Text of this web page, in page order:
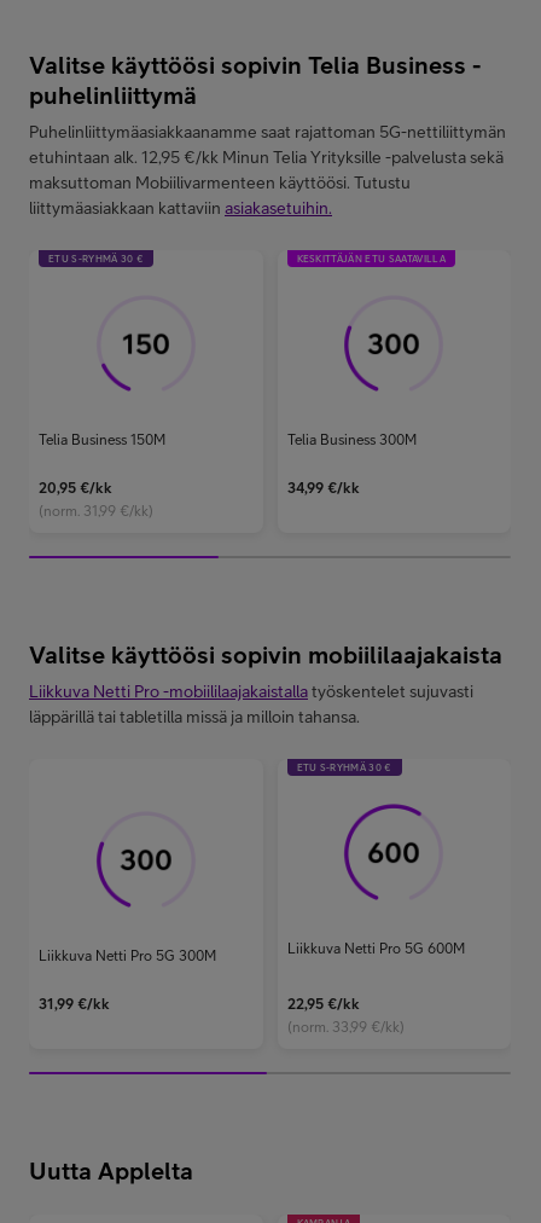
Valitse käyttöösi sopivin Telia Business -
puhelinliittymä
Puhelinliittymäasiakkaanamme saat rajattoman 5G-nettiliittymän
etuhintaan alk. 12,95 €/kk Minun Telia Yrityksille -palvelusta sekä
maksuttoman Mobiilivarmenteen käyttöösi. Tutustu
liittymäasiakkaan kattaviin asiakasetuihin.
ETU S-RYHMÄ 30 €
Telia Business 150M
20,95 €/kk
(norm. 31,99 €/kk)
KESKITTÄJÄN ETU SAATAVILLA
Telia Business 300M
34,99 €/kk
Valitse käyttöösi sopivin mobiililaajakaista
Liikkuva Netti Pro -mobiililaajakaistallatyöskentelet sujuvasti
läppärillä tai tabletilla missä ja milloin tahansa.
Liikkuva Netti Pro 5G 300M
31,99 €/kk
ETU S-RYHMÄ 30 €
Liikkuva Netti Pro 5G 600M
22,95 €/kk
(norm. 33,99 €/kk)
Uutta Applelta